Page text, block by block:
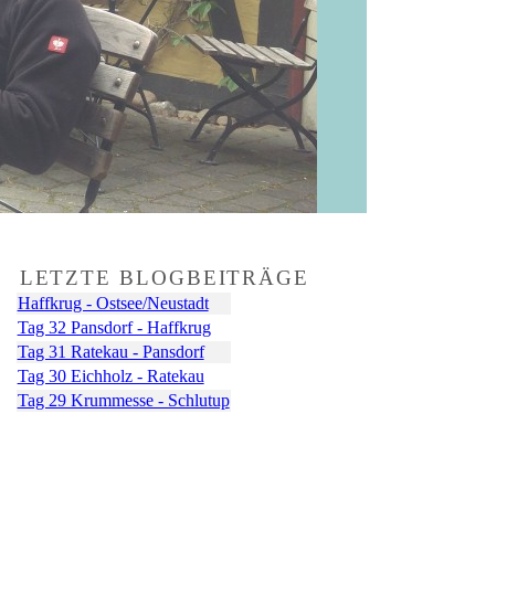
LETZTE BLOGBEITRÄGE
Haffkrug - Ostsee/Neustadt
Tag 32 Pansdorf - Haffkrug
Tag 31 Ratekau - Pansdorf
Tag 30 Eichholz - Ratekau
Tag 29 Krummesse - Schlutup